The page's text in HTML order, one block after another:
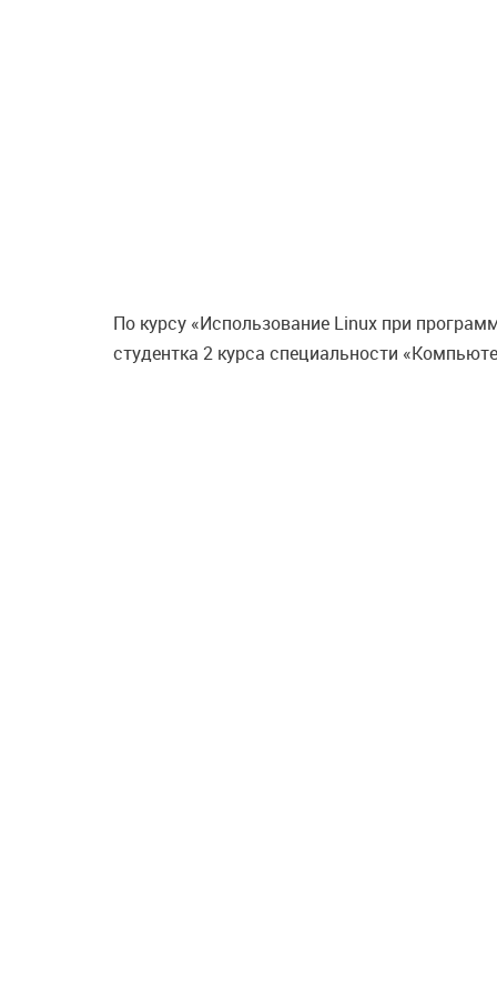
По курсу «Использование Linux при
студентка 2 курса специальности